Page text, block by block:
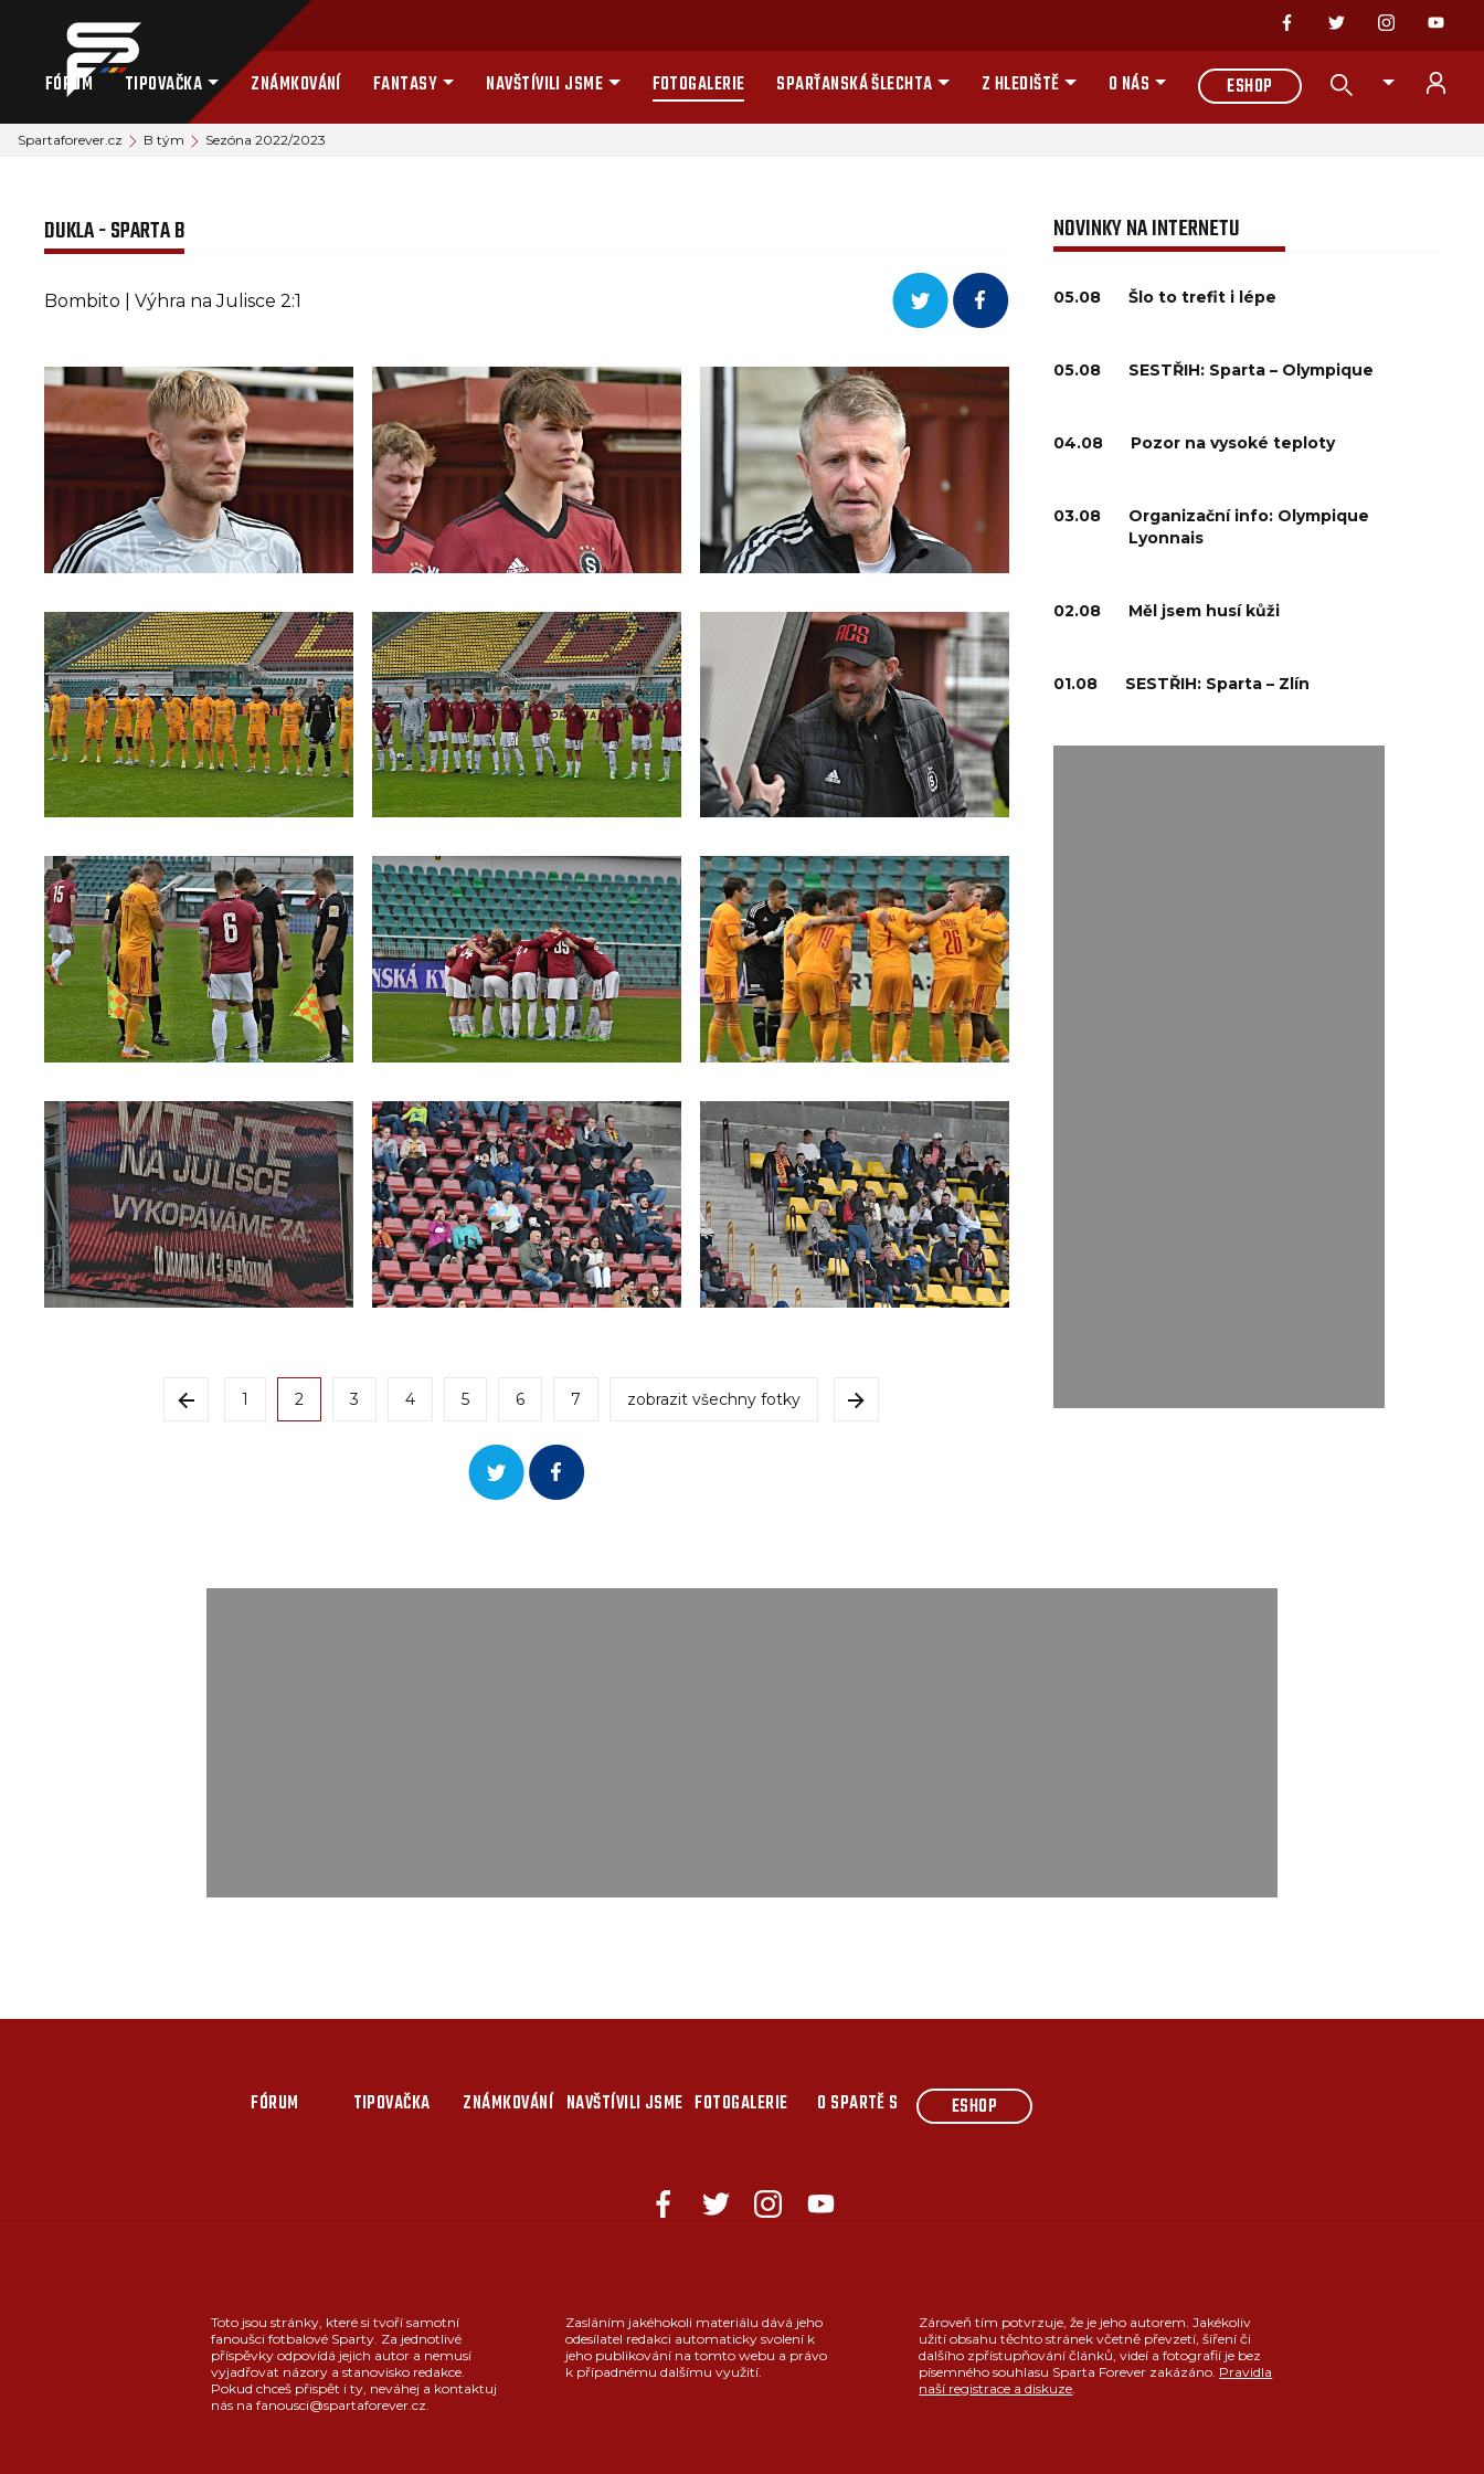
FÓRUM TIPOVAČKA ZNÁMKOVÁNÍ FANTASY NAVŠTÍVILI JSME FOTOGALERIE SPARŤANSKÁ ŠLECHTA Z HLEDIŠTĚ O NÁS ESHOP
Spartaforever.cz B tým Sezóna 2022/2023
DUKLA - SPARTA B
Bombito | Výhra na Julisce 2:1
1 2 3 4 5 6 7 zobrazit všechny fotky
NOVINKY NA INTERNETU
05.08 Šlo to trefit i lépe
05.08 SESTŘIH: Sparta – Olympique
04.08 Pozor na vysoké teploty
03.08
Organizační info: Olympique
Lyonnais
02.08 Měl jsem husí kůži
01.08 SESTŘIH: Sparta – Zlín
FÓRUM TIPOVAČKA ZNÁMKOVÁNÍ NAVŠTÍVILI JSME FOTOGALERIE O SPARTĚ S ESHOP
Toto jsou stránky, které si tvoří samotní
fanoušci fotbalové Sparty. Za jednotlivé
příspěvky odpovídá jejich autor a nemusí
vyjadřovat názory a stanovisko redakce.
Pokud chceš přispět i ty, neváhej a kontaktuj
nás na fanousci@spartaforever.cz.
Zasláním jakéhokoli materiálu dává jeho
odesílatel redakci automaticky svolení k
jeho publikování na tomto webu a právo
k případnému dalšímu využití.
Zároveň tím potvrzuje, že je jeho autorem. Jakékoliv
užití obsahu těchto stránek včetně převzetí, šíření či
dalšího zpřístupňování článků, videí a fotografií je bez
písemného souhlasu Sparta Forever zakázáno. Pravidla
naší registrace a diskuze